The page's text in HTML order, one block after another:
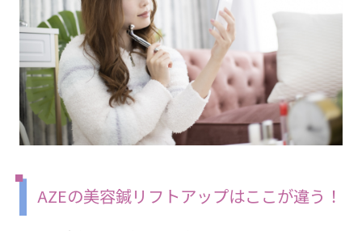
AZEの美容鍼リフトアップはここが違う！